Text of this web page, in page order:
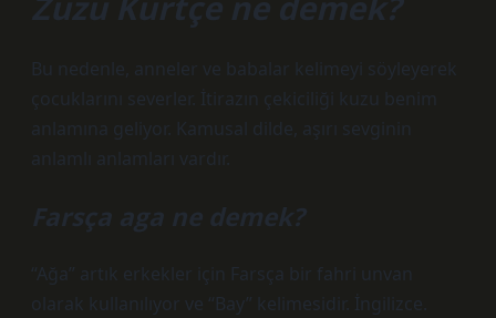
Bu nedenle, anneler ve babalar kelimeyi söyleyerek
çocuklarını severler. İtirazın çekiciliği kuzu benim
anlamına geliyor. Kamusal dilde, aşırı sevginin
anlamlı anlamları vardır.
Farsça aga ne demek?
“Ağa” artık erkekler için Farsça bir fahri unvan
olarak kullanılıyor ve “Bay” kelimesidir. İngilizce.